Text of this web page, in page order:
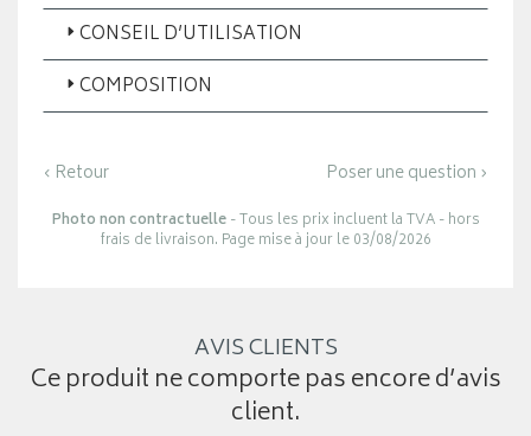
CONSEIL D’UTILISATION
COMPOSITION
‹ Retour Poser une question ›
Photo non contractuelle- Tous les prix incluent la TVA - hors
frais de livraison. Page mise à jour le 03/08/2026
AVIS CLIENTS
Ce produit ne comporte pas encore d’avis
client.